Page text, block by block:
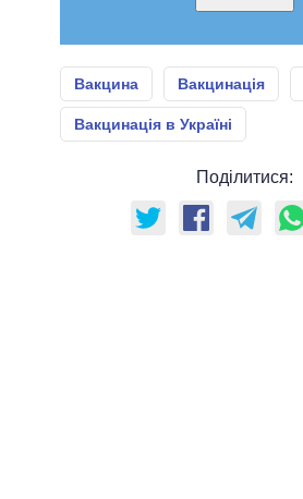
Вакцина Вакцинація
Вакцинація в Україні
Поділитися: